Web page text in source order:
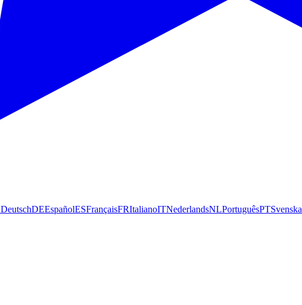
DeutschDEEspañolESFrançaisFRItalianoITNederlandsNLPortuguêsPTSvenska